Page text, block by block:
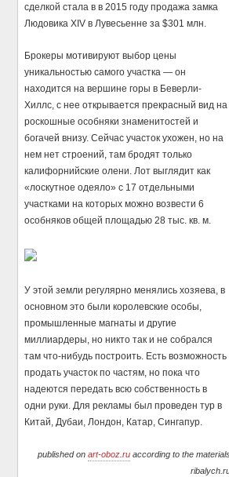
сделкой стала в в 2015 году продажа замка
Людовика XIV в Лувесьенне за $301 млн.
Брокеры мотивируют выбор цены
уникальностью самого участка — он
находится на вершине горы в Беверли-
Хиллс, с нее открывается прекрасный вид на
роскошные особняки знаменитостей и
богачей внизу. Сейчас участок ухожен, но на
нем нет строений, там бродят только
калифорнийские олени. Лот выглядит как
«лоскутное одеяло» с 17 отдельными
участками на которых можно возвести 6
особняков общей площадью 28 тыс. кв. м.
У этой земли регулярно менялись хозяева, в
основном это были королевские особы,
промышленные магнаты и другие
миллиардеры, но никто так и не собрался
там что-нибудь построить. Есть возможность
продать участок по частям, но пока что
надеются передать всю собственность в
одни руки. Для рекламы был проведен тур в
Китай, Дубаи, Лондон, Катар, Сингапур.
published on art-oboz.ruaccording to the